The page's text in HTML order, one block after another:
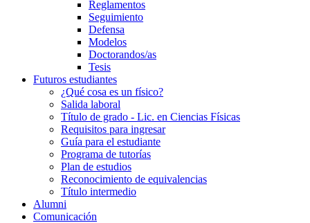
Reglamentos
Seguimiento
Defensa
Modelos
Doctorandos/as
Tesis
Futuros estudiantes
¿Qué cosa es un físico?
Salida laboral
Título de grado - Lic. en Ciencias Físicas
Requisitos para ingresar
Guía para el estudiante
Programa de tutorías
Plan de estudios
Reconocimiento de equivalencias
Título intermedio
Alumni
Comunicación